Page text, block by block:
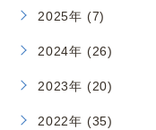
2025年 (7)
2024年 (26)
2023年 (20)
2022年 (35)